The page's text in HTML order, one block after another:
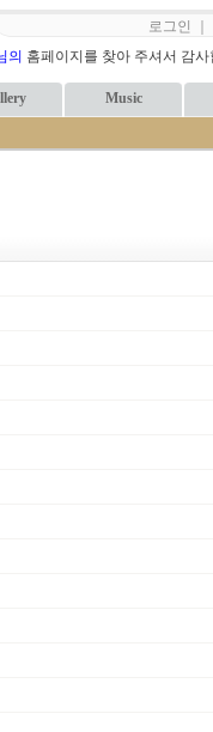
로그인
의 홈페이지를 찾아 주셔서 감사
Music